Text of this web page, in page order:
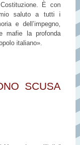
È con
saluto a tutti i
e dell’impegno,
mafie la profonda
italiano».
SCUSA